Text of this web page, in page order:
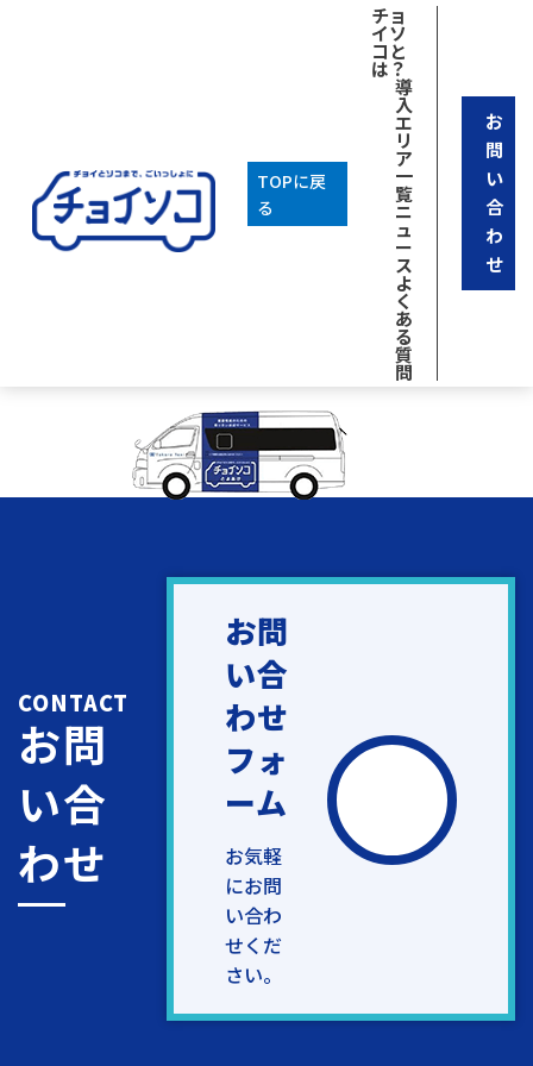
TOPに戻
る
チョ
イソ
コと
は？
導
入
エ
リ
ア
一
覧
ニ
ュ
ー
ス
よ
く
あ
る
質
問
お
問
い
合
わ
せ
画像をクリックすると地図をダウンロードすることができま
一覧に戻る
カテゴリ
Uncategorized
アーカイブ
CONTACT
お問
い合
わせ
お問
い合
わせ
フォ
ーム
お気軽
にお問
い合わ
せくだ
さい。